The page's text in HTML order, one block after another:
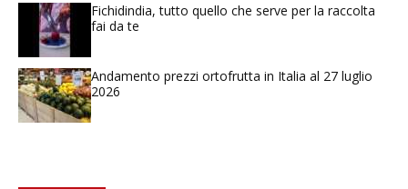
Fichidindia, tutto quello che serve per la raccolta
fai da te
Andamento prezzi ortofrutta in Italia al 27 luglio
2026